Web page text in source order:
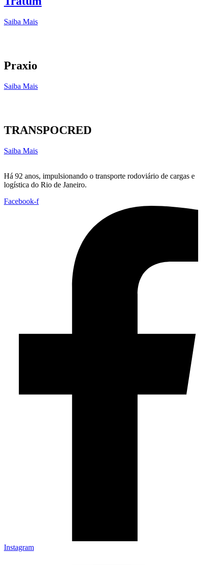
Saiba Mais
Praxio
Saiba Mais
TRANSPOCRED
Saiba Mais
Há 92 anos, impulsionando o transporte rodoviário de cargas e
logística do Rio de Janeiro.
Facebook-f
Instagram